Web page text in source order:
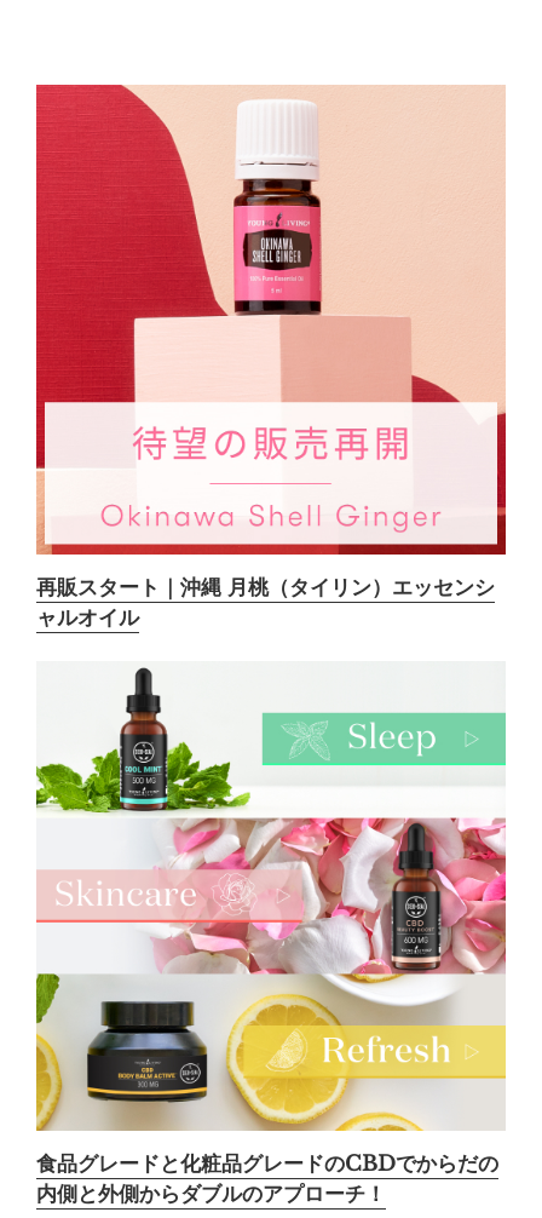
再販スタート｜沖縄 月桃（タイリン）エッセンシ
ャルオイル
食品グレードと化粧品グレードのCBDでからだの
内側と外側からダブルのアプローチ！